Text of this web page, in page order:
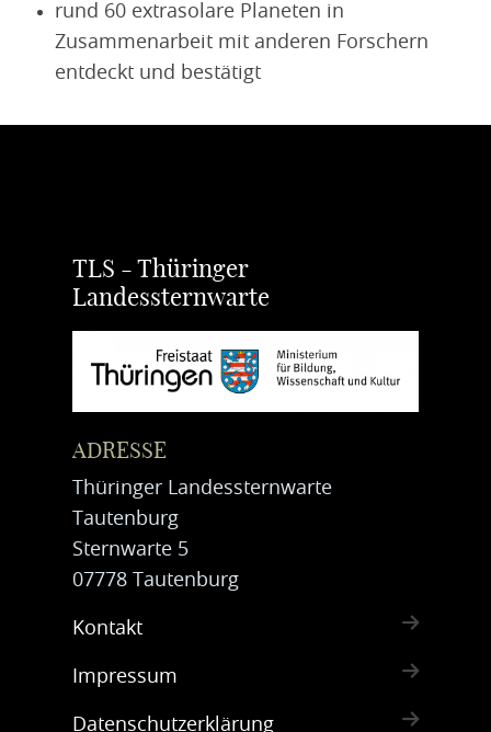
rund 60 extrasolare Planeten in
Zusammenarbeit mit anderen Forschern
entdeckt und bestätigt
TLS - Thüringer
Landessternwarte
ADRESSE
Thüringer Landessternwarte
Tautenburg
Sternwarte 5
07778 Tautenburg
Kontakt
Impressum
Datenschutzerklärung